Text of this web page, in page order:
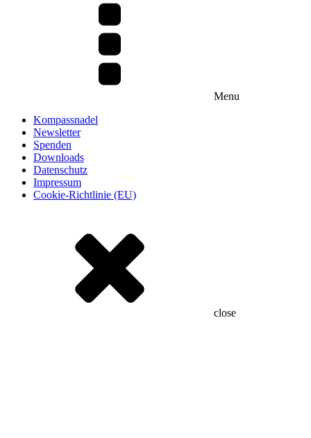
Menu
Kompassnadel
Newsletter
Spenden
Downloads
Datenschutz
Impressum
Cookie-Richtlinie (EU)
close